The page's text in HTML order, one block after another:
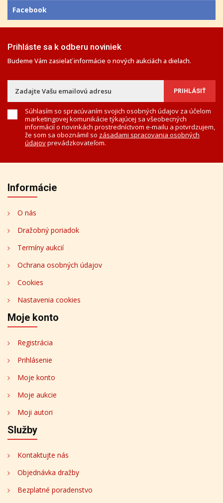
Facebook
Prihláste sa k odberu noviniek
Budeme Vám zasielať informácie o nových aukciách a dielach.
Súhlasím so spracúvaním svojich osobných údajov za účelom
marketingovej komunikácie týkajúcej sa všeobecných
informácií o novinkách prostredníctvom e-mailu a potvrdzujem,
že som sa oboznámil so zásadami spracovania osobných
údajovprevádzkovateľom.
Informácie
O nás
Dražobný poriadok
Termíny aukcií
Ochrana osobných údajov
Cookies
Nastavenia cookies
Moje konto
Registrácia
Prihlásenie
Moje konto
Moje aukcie
Moji autori
Služby
Kontaktujte nás
Objednávka dražby
Bezplatné poradenstvo